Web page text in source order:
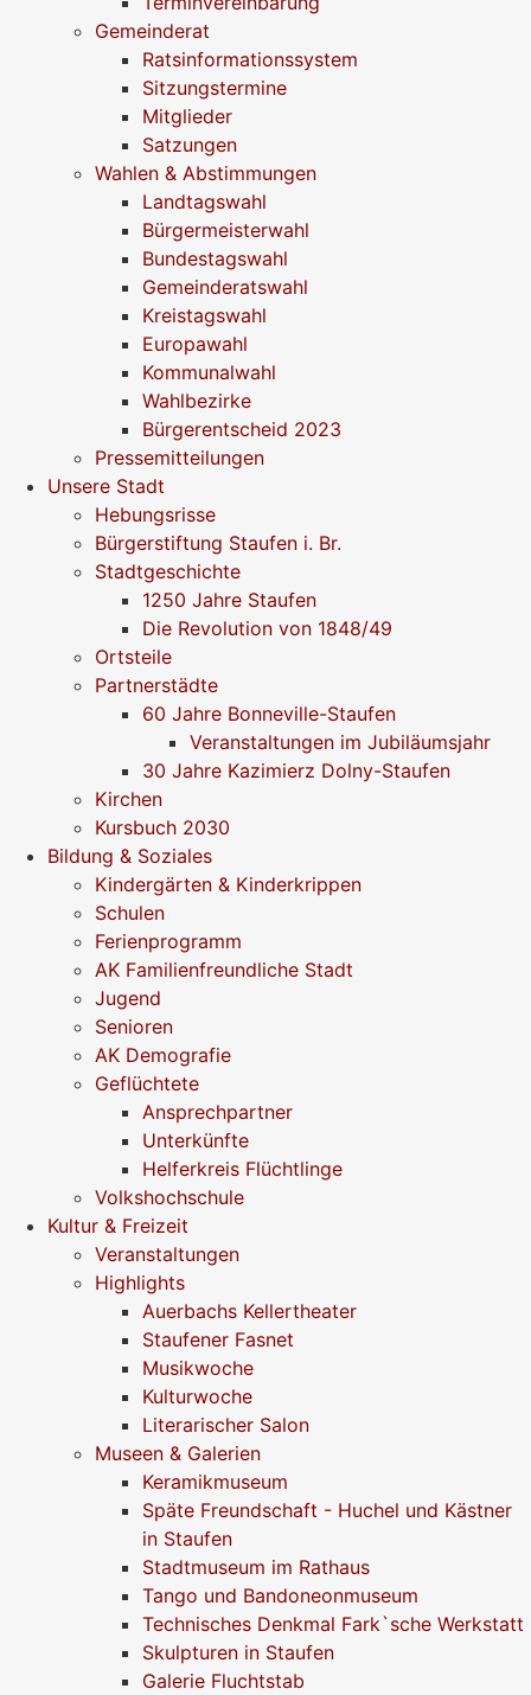
Gemeinderat
Ratsinformationssystem
Sitzungstermine
Mitglieder
Satzungen
Wahlen & Abstimmungen
Landtagswahl
Bürgermeisterwahl
Bundestagswahl
Gemeinderatswahl
Kreistagswahl
Europawahl
Kommunalwahl
Wahlbezirke
Bürgerentscheid 2023
Pressemitteilungen
Unsere Stadt
Hebungsrisse
Bürgerstiftung Staufen i. Br.
Stadtgeschichte
1250 Jahre Staufen
Die Revolution von 1848/49
Ortsteile
Partnerstädte
60 Jahre Bonneville-Staufen
Veranstaltungen im Jubiläumsjahr
30 Jahre Kazimierz Dolny-Staufen
Kirchen
Kursbuch 2030
Bildung & Soziales
Kindergärten & Kinderkrippen
Schulen
Ferienprogramm
AK Familienfreundliche Stadt
Jugend
Senioren
AK Demografie
Geflüchtete
Ansprechpartner
Unterkünfte
Helferkreis Flüchtlinge
Volkshochschule
Kultur & Freizeit
Veranstaltungen
Highlights
Auerbachs Kellertheater
Staufener Fasnet
Musikwoche
Kulturwoche
Literarischer Salon
Museen & Galerien
Keramikmuseum
Späte Freundschaft - Huchel und Kästner
in Staufen
Stadtmuseum im Rathaus
Tango und Bandoneonmuseum
Technisches Denkmal Fark`sche Werkstatt
Skulpturen in Staufen
Galerie Fluchtstab